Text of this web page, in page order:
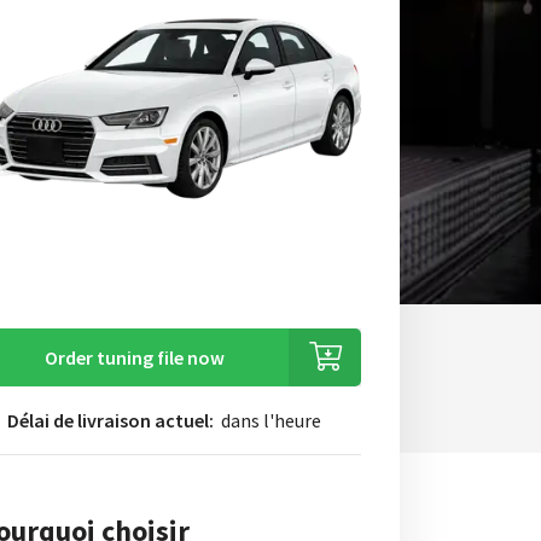
Order tuning file now
Délai de livraison actuel: dans l'heure
choisir